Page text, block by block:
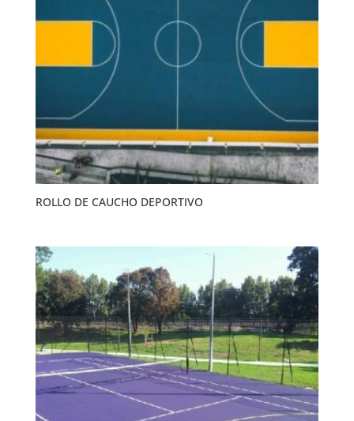
ROLLO DE CAUCHO DEPORTIVO